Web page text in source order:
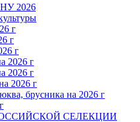
2026
г
г
г
2026 г
2026 г
2026 г
брусника на 2026 г
СЕЛЕКЦИИ